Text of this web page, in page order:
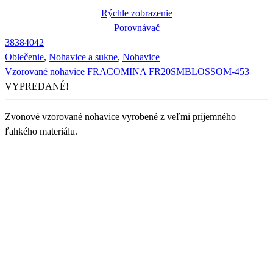
Rýchle zobrazenie
Porovnávač
38384042
Oblečenie, Nohavice a sukne, Nohavice
Vzorované nohavice FRACOMINA FR20SMBLOSSOM-453
VYPREDANÉ!
Zvonové vzorované nohavice vyrobené z veľmi príjemného
ľahkého materiálu.